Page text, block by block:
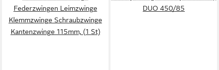
Federzwingen Leimzwinge
Klemmzwinge Schraubzwinge
Kantenzwinge 115mm, (1 St)
DUO 450/85